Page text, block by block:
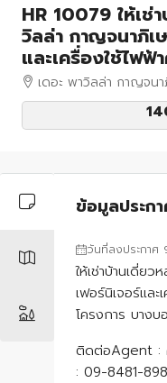
HR 10079 ให้เช่
วิลล่า กาญจนาภิเ
และเครื่องใช้ไฟฟ้
เดอะ พาวิลล่า กาญจน
ข้อมูลประก
วันที่ลงประกาศ
ให้เช่าบ้านเดี่ย
เฟอร์นิเจอร์แล
โครงการ บางบ
ติดต่อAgent :
: 09-8481-